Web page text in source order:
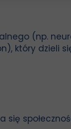
(np.
który dzieli
się